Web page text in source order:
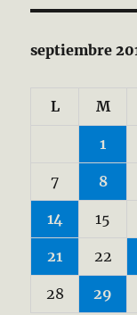
septiembre
L M
1
7 8
14 15
21 22
28 29